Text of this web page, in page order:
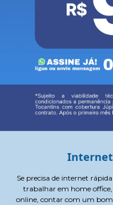
Internet
Se precisa de internet
trabalhar em home office,
online, contar com um bom